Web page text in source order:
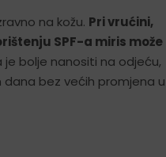
na kožu. Pri vrućini,
SPF-a miris može
je bolje nanositi na odjeću,
bez većih promjena u